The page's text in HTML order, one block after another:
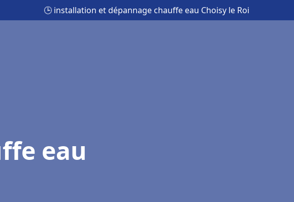
🕒 installation et dépannage chauffe eau Choisy le Roi
eau